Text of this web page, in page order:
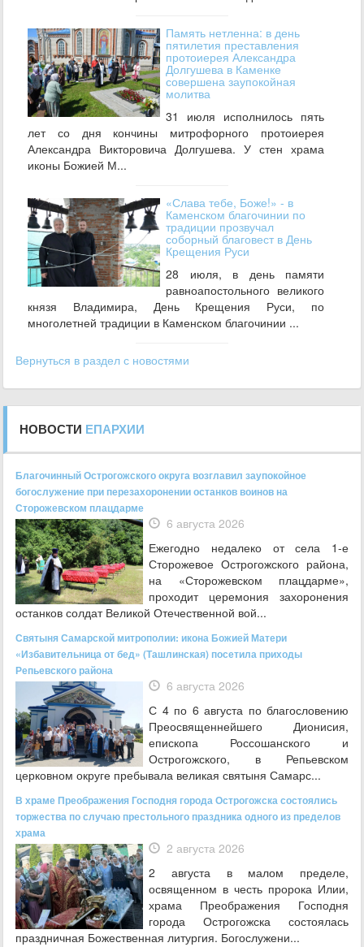
Память нетленна: в день
пятилетия преставления
протоиерея Александра
Долгушева в Каменке
совершена заупокойная
молитва
31 июля исполнилось пять
лет со дня кончины митрофорного протоиерея
Александра Викторовича Долгушева. У стен храма
иконы Божией М...
«Слава тебе, Боже!» - в
Каменском благочинии по
традиции прозвучал
соборный благовест в День
Крещения Руси
28 июля, в день памяти
равноапостольного великого
князя Владимира, День Крещения Руси, по
многолетней традиции в Каменском благочинии ...
Вернуться в раздел с новостями
НОВОСТИ ЕПАРХИИ
Благочинный Острогожского округа возглавил заупокойное
богослужение при перезахоронении останков воинов на
Сторожевском плацдарме
6 августа 2026
Ежегодно недалеко от села 1-е
Сторожевое Острогожского района,
на «Сторожевском плацдарме»,
проходит церемония захоронения
останков солдат Великой Отечественной вой...
Святыня Самарской митрополии: икона Божией Матери
«Избавительница от бед» (Ташлинская) посетила приходы
Репьевского района
6 августа 2026
С 4 по 6 августа по благословению
Преосвященнейшего Дионисия,
епископа Россошанского и
Острогожского, в Репьевском
церковном округе пребывала великая святыня Самарс...
В храме Преображения Господня города Острогожска состоялись
торжества по случаю престольного праздника одного из пределов
храма
2 августа 2026
2 августа в малом пределе,
освященном в честь пророка Илии,
храма Преображения Господня
города Острогожска состоялась
праздничная Божественная литургия. Богослужени...